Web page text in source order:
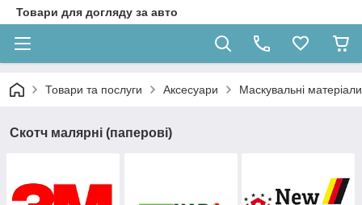
Товари для догляду за авто
Товари та послуги Аксесуари Маскувальні матеріали
Скотч малярні (паперові)